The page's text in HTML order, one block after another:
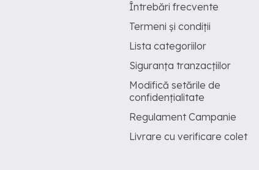
Întrebări frecvente
Termeni și condiții
Lista categoriilor
Siguranța tranzacțiilor
Modifică setările de
confidențialitate
Regulament Campanie
Livrare cu verificare colet